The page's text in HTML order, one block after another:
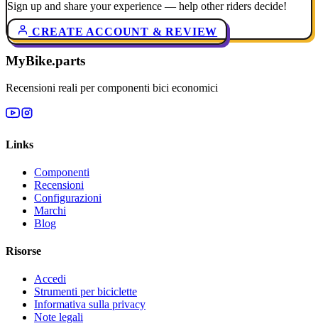
Sign up and share your experience — help other riders decide!
CREATE ACCOUNT & REVIEW
MyBike.parts
Recensioni reali per componenti bici economici
Links
Componenti
Recensioni
Configurazioni
Marchi
Blog
Risorse
Accedi
Strumenti per biciclette
Informativa sulla privacy
Note legali